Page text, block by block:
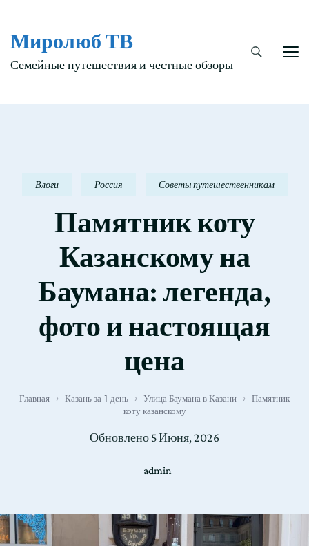
Миролюб ТВ
Семейные путешествия и честные обзоры
Влоги Россия Советы путешественникам
Памятник коту
Казанскому на
Баумана: легенда,
фото и настоящая
цена
Главная › Казань за 1 день › Улица Баумана в Казани ›
Памятник
коту казанскому
Обновлено 5 Июня, 2026
admin